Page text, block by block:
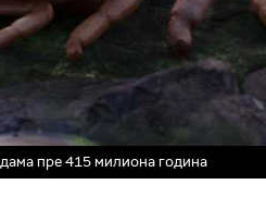
пре 415 милиона година